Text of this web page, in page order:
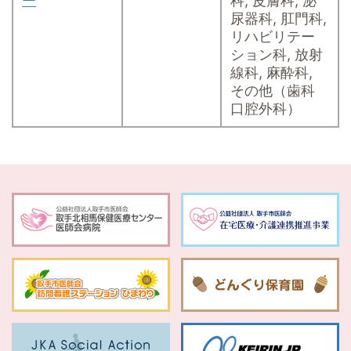
尿器科, 肛門科,
リハビリテー
ション科, 放射
線科, 麻酔科,
その他（歯科
口腔外科）